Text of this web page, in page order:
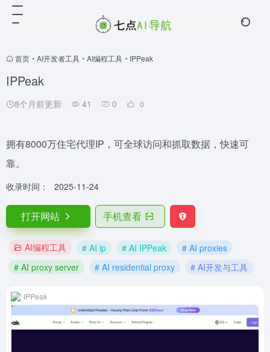
首页 • AI开发者工具 • AI编程工具 • IPPeak
IPPeak
8个月前更新 41 0 0
拥有8000万住宅代理IP，可全球访问和抓取数据，快速可
靠。
收录时间： 2025-11-24
打开网站 手机查看
AI编程工具 # AI ip # AI IPPeak
# AI proxies
# AI proxy server
# AI residential proxy # AI开发与工具
IPPeak